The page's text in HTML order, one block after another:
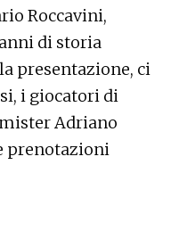
Roccavini,
di storia
presentazione, ci
i giocatori di
Adriano
prenotazioni